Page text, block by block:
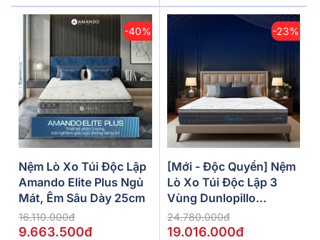
-40%
Nệm Lò Xo Túi Độc Lập
Amando Elite Plus Ngủ
Mát, Êm Sâu Dày 25cm
16.110.000đ
9.663.500đ
-23%
[Mới - Độc Quyền] Nệm
Lò Xo Túi Độc Lập 3
Vùng Dunlopillo
De.Stress Powerful
24.780.000đ
19.016.000đ